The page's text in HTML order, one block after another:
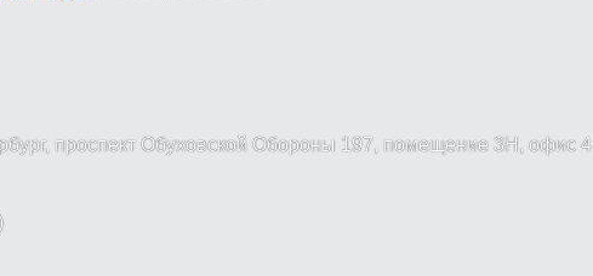
проспект Обуховской Обороны 197, помещение 3Н, офис 4